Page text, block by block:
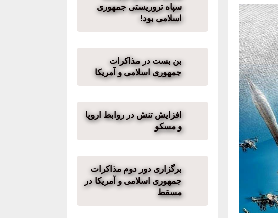
سپاه تروریستی جمهوری
اسلامی بود!
بن بست در مذاکرات
جمهوری اسلامی و آمریکا
افزایش تنش‌ در روابط اروپا
و مسکو
برگزاری دور دوم مذاکرات
جمهوری اسلامی و آمریکا در
مسقط